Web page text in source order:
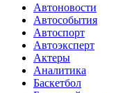
Автоновости
Автособытия
Автоспорт
Автоэксперт
Актеры
Аналитика
Баскетбол